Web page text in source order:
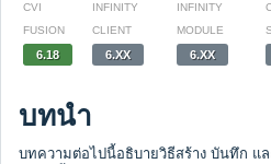
CVI
FUSION
6.18
INFINITY
CLIENT
6.XX
INFINITY
MODULE
6.XX
บทนำ
บทความต่อไปนี้อธิบายวิธีสร้าง บันทึก แล